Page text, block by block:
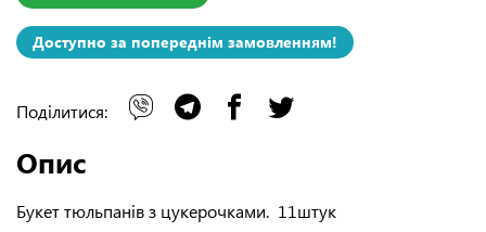
Доступно за попереднім замовленням!
Поділитися:
Опис
Букет тюльпанів з цукерочками. 11штук